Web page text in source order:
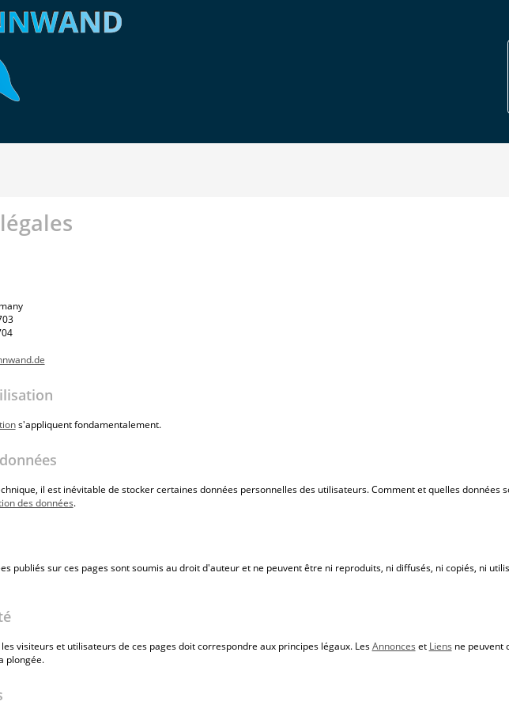
s'appliquent fondamentalement.
il est inévitable de stocker certaines données personnelles des utilisateurs. Comment et quelles données
des données.
publiés sur ces pages sont soumis au droit d'auteur et ne peuvent être ni reproduits, ni diffusés, ni copiés, ni
visiteurs et utilisateurs de ces pages doit correspondre aux principes légaux. LesAnnonces et Liens ne peuvent
plongée.